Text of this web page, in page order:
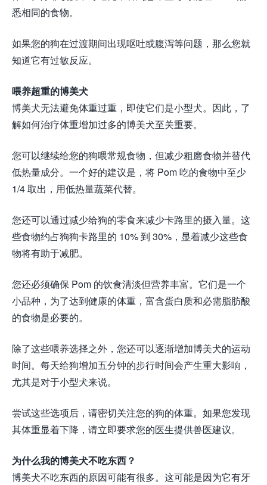
悉相同的食物。
如果您的狗在过渡期间出现呕吐或腹泻等问题，那么您就
知道它有过敏反应。
喂养超重的博美犬
博美犬无法避免体重过重，即使它们是小型犬。因此，了
解如何治疗体重增加过多的博美犬至关重要。
您可以继续给您的狗喂常规食物，但减少粗磨食物并替代
低热量成分。一个好的建议是，将 Pom 吃的食物中至少
1/4 取出，用低热量蔬菜代替。
您还可以通过减少给狗的零食来减少卡路里的摄入量。这
些食物约占狗狗卡路里的 10% 到 30%，显着减少这些食
物将有助于减肥。
您还必须确保 Pom 的饮食清淡但营养丰富。它们是一个
小品种，为了达到健康的体重，富含蛋白质和必需脂肪酸
的食物是必要的。
除了这些喂养选择之外，您还可以逐渐增加博美犬的运动
时间。每天给狗增加五分钟的步行时间会产生重大影响，
尤其是对于小型犬来说。
尝试这些选项后，请密切关注您的狗的体重。如果您发现
其体重显着下降，请立即要求您的医生提供兽医建议。
为什么我的博美犬不吃东西？
博美犬不吃东西的原因可能有很多。这可能是因为它有牙